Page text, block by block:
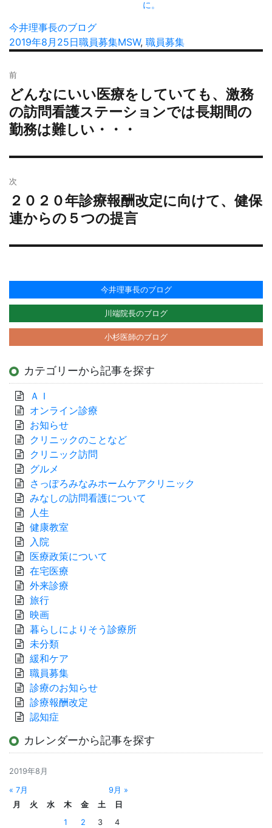
に。
投
稿
今井理事長のブログ
投
日:
2019年8月25日カ
ー
職員募集タ
MSW, 職員募集
稿
ナ
ビ
ゲ
シ
ョ
ン
前
過
去
の
投
どんなにいい医療をしていても、激務
の訪問看護ステーションでは長期間の
勤務は難しい・・・
次
次
の
稿:
２０２０年診療報酬改定に向けて、健保
連からの５つの提言
今井理事長のブログ
川端院長のブログ
小杉医師のブログ
カテゴリーから記事を探す
ＡＩ
オンライン診療
お知らせ
クリニックのことなど
クリニック訪問
グルメ
さっぽろみなみホームケアクリニック
みなしの訪問看護について
人生
健康教室
入院
医療政策について
在宅医療
外来診療
旅行
映画
暮らしによりそう診療所
未分類
緩和ケア
職員募集
診療のお知らせ
診療報酬改定
認知症
カレンダーから記事を探す
2019年8月
« 7月
9月 »
月
火 水 木 金 土
日
1
2 3 4